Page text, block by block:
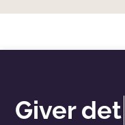
Giver det